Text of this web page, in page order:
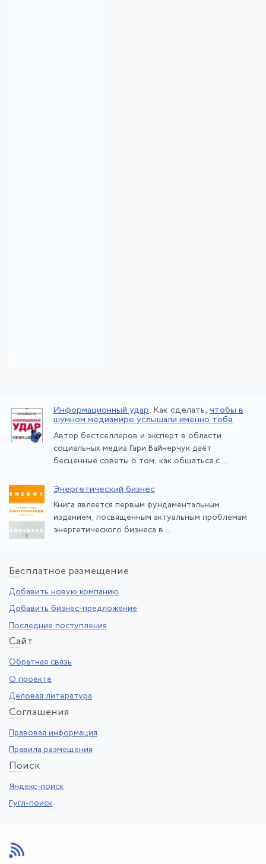
Информационный удар. Как сделать, чтобы в
шумном медиамире услышали именно тебя
Автор бестселлеров и эксперт в области
социальных медиа Гари Вайнерчук даёт
бесценные советы о том, как общаться с ...
Энергетический бизнес
Книга является первым фундаментальным
изданием, посвящённым актуальным проблемам
энергетического бизнеса в ...
Бесплатное размещение
Добавить новую компанию
Добавить бизнес-предложение
Последние поступления
Сайт
Обратная связь
О проекте
Деловая литература
Соглашения
Правовая информация
Правила размещения
Поиск
Яндекс-поиск
Гугл-поиск